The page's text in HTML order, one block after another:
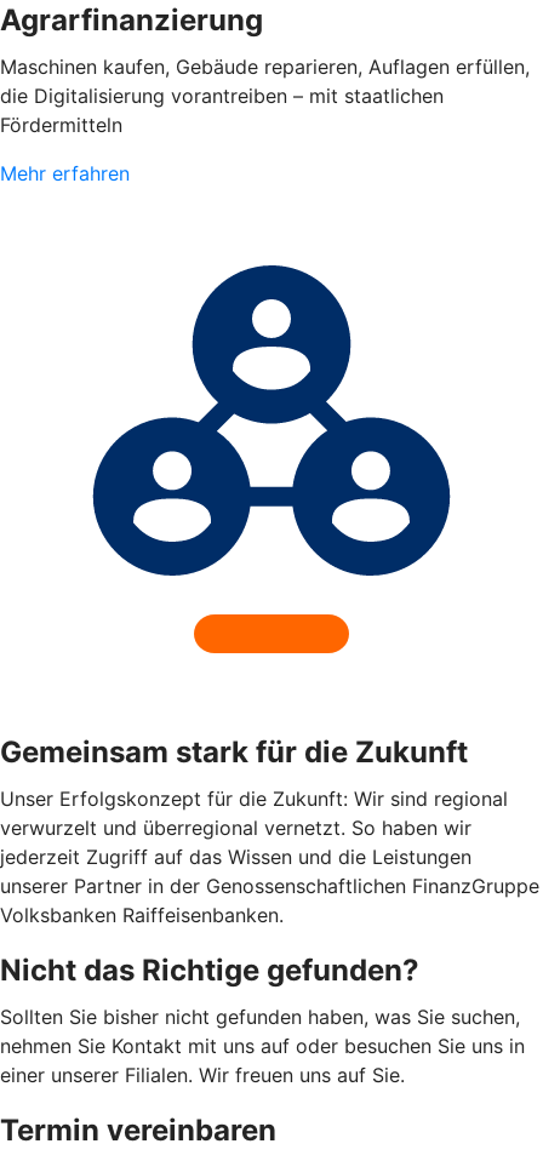
Agrarfinanzierung
Maschinen kaufen, Gebäude reparieren, Auflagen erfüllen,
die Digitalisierung vorantreiben – mit staatlichen
Fördermitteln
Mehr erfahren
Gemeinsam stark für die Zukunft
Unser Erfolgskonzept für die Zukunft: Wir sind regional
verwurzelt und überregional vernetzt. So haben wir
jederzeit Zugriff auf das Wissen und die Leistungen
unserer Partner in der Genossenschaftlichen FinanzGruppe
Volksbanken Raiffeisenbanken.
Nicht das Richtige gefunden?
Sollten Sie bisher nicht gefunden haben, was Sie suchen,
nehmen Sie Kontakt mit uns auf oder besuchen Sie uns in
einer unserer Filialen. Wir freuen uns auf Sie.
Termin vereinbaren